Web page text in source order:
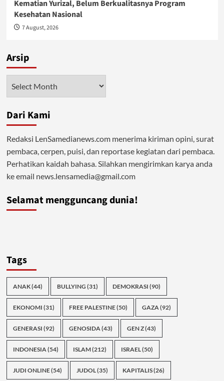
Kematian Yurizal, Belum Berkualitasnya Program
Kesehatan Nasional
7 August, 2026
Arsip
Dari Kami
Redaksi LenSamedianews.com menerima kiriman opini, surat
pembaca, cerpen, puisi, dan reportase kegiatan dari pembaca.
Perhatikan kaidah bahasa. Silahkan mengirimkan karya anda
ke email news.lensamedia@gmail.com
Selamat mengguncang dunia!
Tags
ANAK(44) BULLYING (31) DEMOKRASI (90)
EKONOMI (31) FREE PALESTINE(50) GAZA(92)
GENERASI (92) GENOSIDA(43) GEN Z(43)
INDONESIA(54) ISLAM(212) ISRAEL(50)
JUDI ONLINE(54) JUDOL(35) KAPITALIS(26)